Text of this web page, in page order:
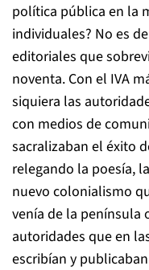
política pública en la
individuales? No es
editoriales que
noventa. Con el IVA
siquiera las
con medios de
sacralizaban el éxito
relegando la poesía,
nuevo colonialismo
venía de la península
autoridades que en
escribían y